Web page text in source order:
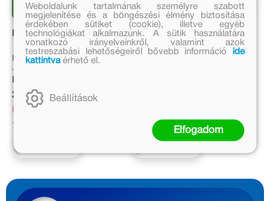
Lassú Víz, Sebes Patak
Marék Veronika
Eredeti ár:
2 499 Ft
Kedvezményes ár:
1 749 Ft
A csontváz óra - Az ifjú
Petrovics Sándor
elfeledett kalandjai
1 749 Ft
Weboldalunk tartalmának személyre szabott
megjelenítése és a böngészési élmény biztosítása
érdekében sütiket (cookie), illetve egyéb
technológiákat alkalmazunk. A sütik használatára
vonatkozó irányelveinkről, valamint azok
testreszabási lehetőségeiről bővebb információ
ide
kattintvaérhető el.
Beállítások
Elfogadom